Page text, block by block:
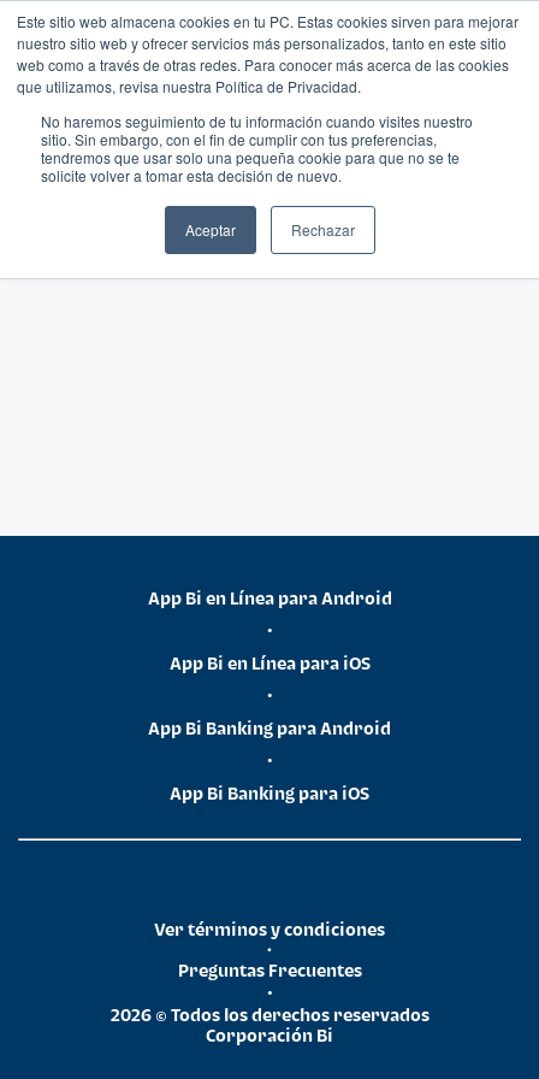
Este sitio web almacena cookies en tu PC. Estas cookies sirven para mejorar
nuestro sitio web y ofrecer servicios más personalizados, tanto en este sitio
web como a través de otras redes. Para conocer más acerca de las cookies
que utilizamos, revisa nuestra Política de Privacidad.
No haremos seguimiento de tu información cuando visites nuestro
sitio. Sin embargo, con el fin de cumplir con tus preferencias,
tendremos que usar solo una pequeña cookie para que no se te
solicite volver a tomar esta decisión de nuevo.
Aceptar Rechazar
App Bi en Línea para Android
•
App Bi en Línea para iOS
•
App Bi Banking para Android
•
App Bi Banking para iOS
2026 © Todos los derechos reservados
Corporación Bi
•
Preguntas Frecuentes
•
Ver términos y condiciones